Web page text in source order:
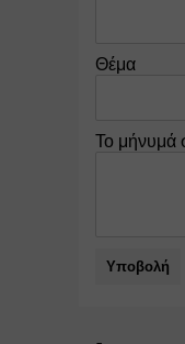
Θέμα
Το μήνυμά
Υποβολή